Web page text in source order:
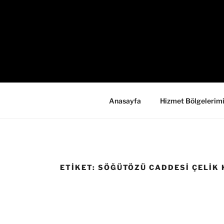
Anasayfa Hizmet
ETIKET: SÖĞÜTÖZÜ CADDESI ÇELIK